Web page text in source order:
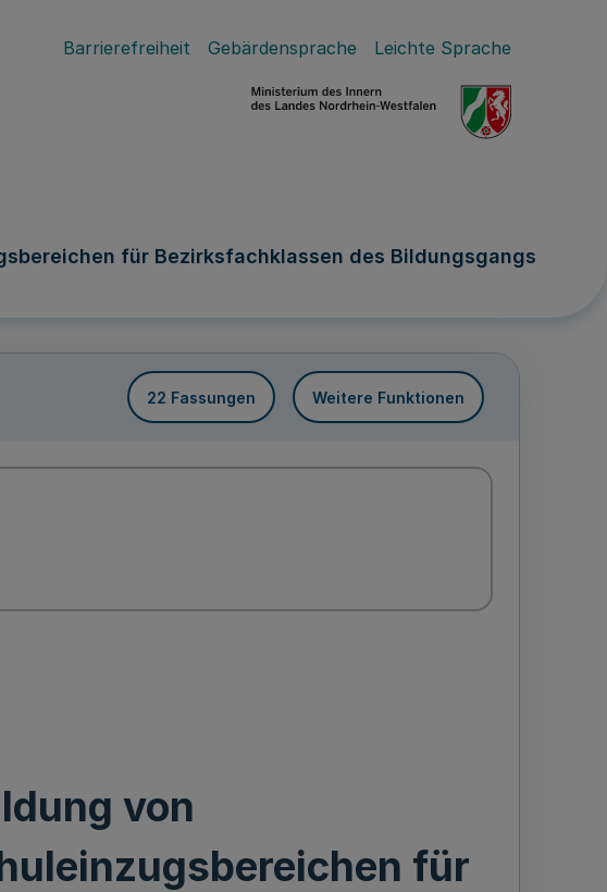
Barrierefreiheit Gebärdensprache Leichte Sprache
für Bezirksfachklassen des Bildungsgangs
22 Fassungen Weitere Funktionen
von
für